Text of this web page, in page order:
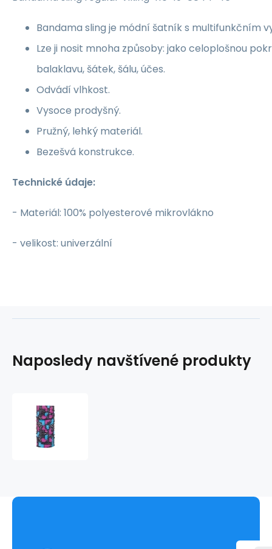
Bandama sling je módní šatník s multifunkčním
Lze ji nosit mnoha způsoby: jako celoplošnou
balaklavu, šátek, šálu, účes.
Odvádí vlhkost.
Vysoce prodyšný.
Pružný, lehký materiál.
Bezešvá konstrukce.
Technické údaje:
- Materiál: 100% polyesterové mikrovlákno
- velikost: univerzální
Naposledy navštívené produkty
46